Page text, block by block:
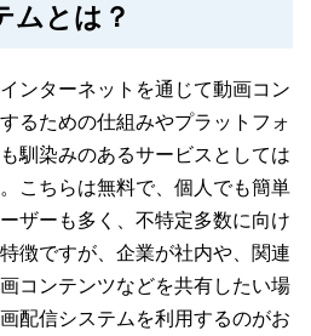
ムとは？
ンターネットを通じて動画コン
るための仕組みやプラットフォ
馴染みのあるサービスとしては
こちらは無料で、個人でも簡単
ザーも多く、不特定多数に向け
徴ですが、企業が社内や、関連
コンテンツなどを共有したい場
配信システムを利用するのがお